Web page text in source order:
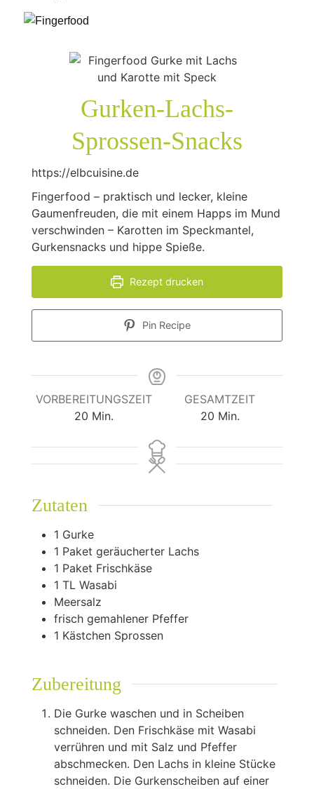
Gurken-Lachs-
Sprossen-Snacks
https://elbcuisine.de
Fingerfood – praktisch und lecker, kleine
Gaumenfreuden, die mit einem Happs im Mund
verschwinden – Karotten im Speckmantel,
Gurkensnacks und hippe Spieße.
Rezept drucken
Pin Recipe
VORBEREITUNGSZEIT
20 Minuten
Min.
GESAMTZEIT
20Minuten
Min.
Zutaten
1 Gurke
1 Paket geräucherter Lachs
1 Paket Frischkäse
1 TL Wasabi
Meersalz
frisch gemahlener Pfeffer
1 Kästchen Sprossen
Zubereitung
Die Gurke waschen und in Scheiben
schneiden. Den Frischkäse mit Wasabi
verrühren und mit Salz und Pfeffer
abschmecken. Den Lachs in kleine Stücke
schneiden. Die Gurkenscheiben auf einer